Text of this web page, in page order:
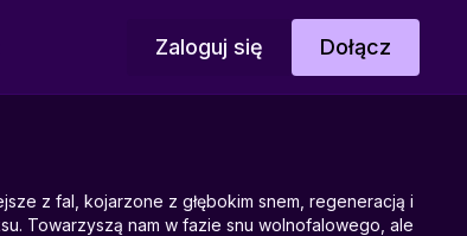
Zaloguj się Dołącz
z fal, kojarzone z głębokim snem, regeneracją i
Towarzyszą nam w fazie snu wolnofalowego, ale